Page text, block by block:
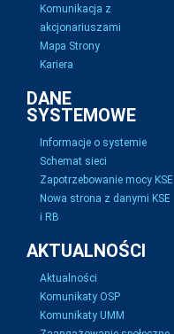
Komunikacja z
akcjonariuszami
Mapa Strony
Kariera
DANE
SYSTEMOWE
Informacje o systemie
Schemat sieci
Zapotrzebowanie mocy KSE
Nowa strona z danymi KSE
i RB
AKTUALNOŚCI
Aktualności
Komunikaty OSP
Komunikaty UMM